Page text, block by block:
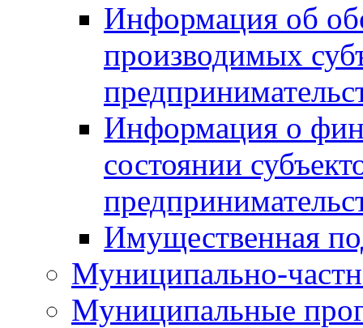
Информация об
производимых
Информация о
состоянии
Имущественная
Муниципально-
Муниципальные